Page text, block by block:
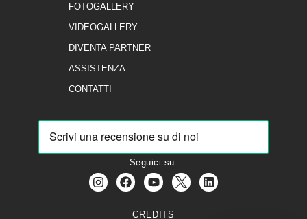
FOTOGALLERY
VIDEOGALLERY
DIVENTA PARTNER
ASSISTENZA
CONTATTI
Seguici su:
CREDITS